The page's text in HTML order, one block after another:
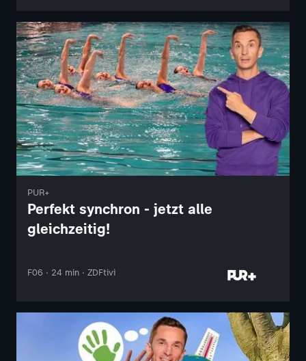
PUR+
Perfekt synchron - jetzt alle
gleichzeitig!
F06 · 24 min · ZDFtivi